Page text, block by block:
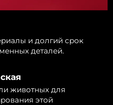
и долгий срок
деталей.
животных для
этой